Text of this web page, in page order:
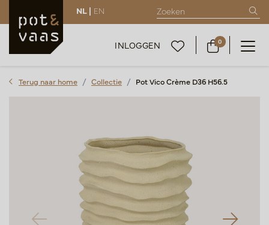
NL | EN
INLOGGEN 0
Terug naar home Collectie Pot Vico Crème D36 H56.5